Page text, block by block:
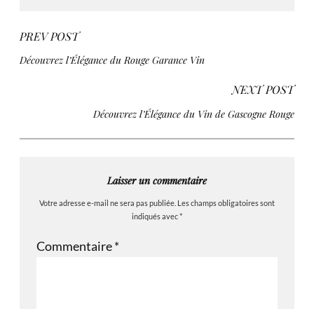
PREV POST
Découvrez l’Élégance du Rouge Garance Vin
NEXT POST
Découvrez l’Élégance du Vin de Gascogne Rouge
Laisser un commentaire
Votre adresse e-mail ne sera pas publiée. Les champs obligatoires sont
indiqués avec*
Commentaire*